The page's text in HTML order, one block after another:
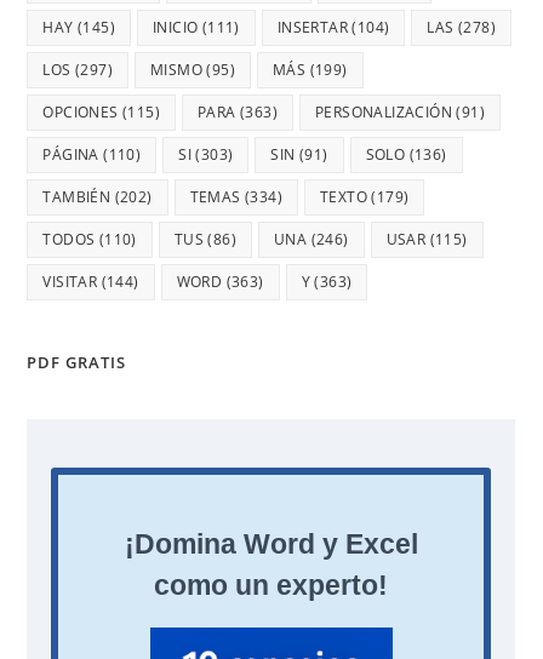
HAY (145) INICIO (111) INSERTAR(104) LAS (278)
LOS (297) MISMO(95) MÁS (199)
OPCIONES (115) PARA (363) PERSONALIZACIÓN (91)
PÁGINA (110) SI(303) SIN (91) SOLO (136)
TAMBIÉN (202) TEMAS (334) TEXTO(179)
TODOS (110) TUS (86) UNA (246) USAR (115)
VISITAR (144) WORD (363) Y(363)
PDF GRATIS